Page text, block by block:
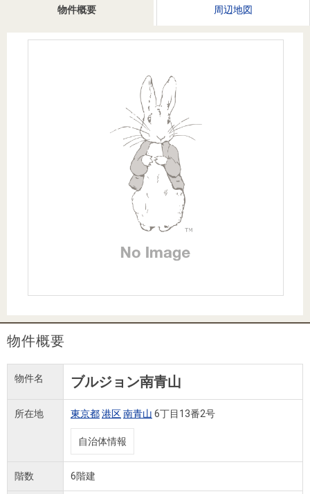
を探
住宅ロー
ンシミュ
レーショ
暮らしの
税金の本
（電子ブ
周辺相場
検索
（電子ブ
ド
図
ニュース
リリース
会員ページ
物件概要 周辺地図
物件概要
物件名 ブルジョン南青山
所在地 東京都港区南青山 6丁目13番2号
自治体情報
階数 6階建